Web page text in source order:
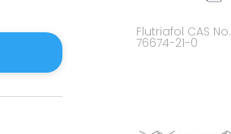
Flutriafol CAS No.
76674-21-0